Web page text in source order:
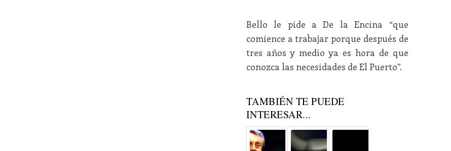
Bello le pide a De la Encina “que
comience a trabajar porque después de
tres años y medio ya es hora de que
conozca las necesidades de El Puerto”.
TAMBIÉN TE PUEDE
INTERESAR...